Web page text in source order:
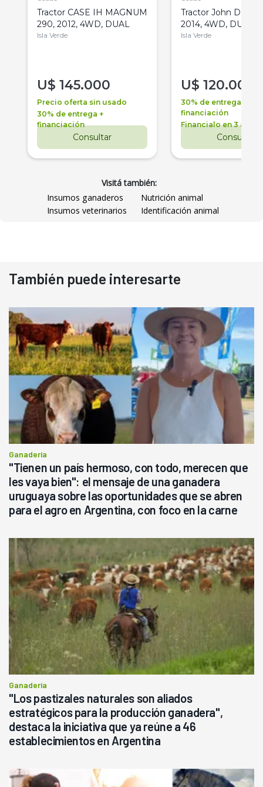
Tractor CASE IH MAGNUM
290, 2012, 4WD, DUAL
Isla Verde
U$ 145.000
Precio oferta sin usado
30% de entrega +
financiación
Consultar
Tractor John Deere
2014, 4WD, DUAL
Isla Verde
U$ 120.000
30% de entrega +
financiación
Financialo en 3 años
Consultar
Visitá también:
Insumos ganaderos
Nutrición animal
Insumos veterinarios
Identificación animal
También puede interesarte
Ganadería
"Tienen un país hermoso, con todo, merecen que
les vaya bien": el mensaje de una ganadera
uruguaya sobre las oportunidades que se abren
para el agro en Argentina, con foco en la carne
Ganadería
"Los pastizales naturales son aliados
estratégicos para la producción ganadera",
destaca la iniciativa que ya reúne a 46
establecimientos en Argentina